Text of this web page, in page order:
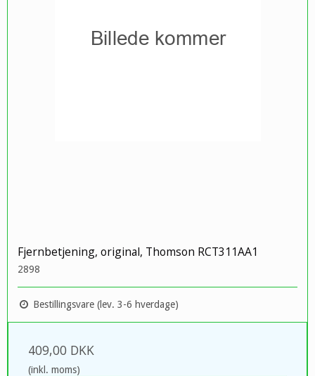
Fjernbetjening, original, Thomson RCT311AA1
2898
Bestillingsvare (lev. 3-6 hverdage)
409,00 DKK
(inkl. moms)